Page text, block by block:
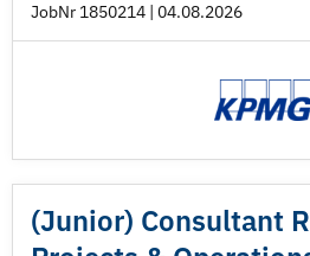
JobNr 1850214 | 04.08.2026
(Junior) Consultant